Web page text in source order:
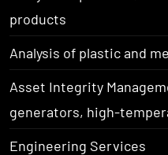
products
Analysis of plastic and
Asset Integrity
generators, high-
Engineering Services